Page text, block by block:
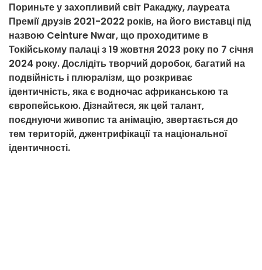
Пориньте у захопливий світ Ракаджу, лауреата
Премії друзів 2021-2022 років, на його виставці під
назвою Ceinture Nwar, що проходитиме в
Токійському палаці з 19 жовтня 2023 року по 7 січня
2024 року. Дослідіть творчий доробок, багатий на
подвійність і плюралізм, що розкриває
ідентичність, яка є водночас африканською та
європейською. Дізнайтеся, як цей талант,
поєднуючи живопис та анімацію, звертається до
тем територій, джентрифікації та національної
ідентичності.